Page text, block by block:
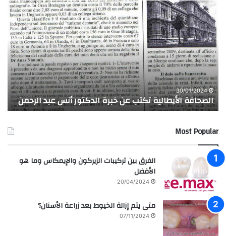
الصحافة
الأيطالية
تكتب
عن
خبرة
الدكتور
أنس
عبد
الرحمن30/01/2024
الصحافة الأيطالية تكتب عن خبرة الدكتور أنس عبد الرحمن
Most Popular
الفرق بين تركيبات الزيركون والإيمكاس وما هو
الأفضل
20/04/2024
متى يتم إزالة الخيوط بعد زراعة الأسنان؟
07/11/2024